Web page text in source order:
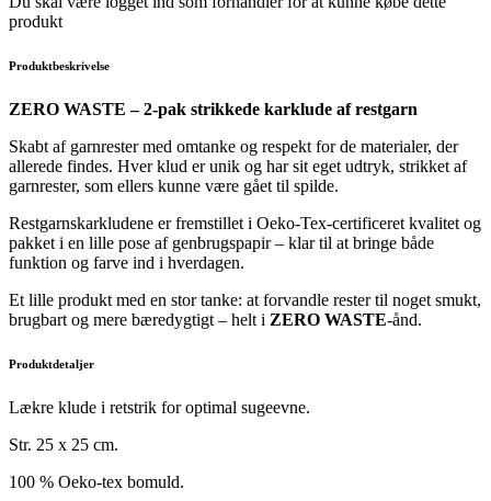
produkt
Produktbeskrivelse
ZERO WASTE – 2-pak strikkede karklude af restgarn
Skabt af garnrester med omtanke og respekt for de materialer, der
allerede findes. Hver klud er unik og har sit eget udtryk, strikket af
garnrester, som ellers kunne være gået til spilde.
Restgarnskarkludene er fremstillet i Oeko-Tex-certificeret kvalitet og
pakket i en lille pose af genbrugspapir – klar til at bringe både
funktion og farve ind i hverdagen.
Et lille produkt med en stor tanke: at forvandle rester til noget smukt,
brugbart og mere bæredygtigt – helt i ZERO WASTE-ånd.
Produktdetaljer
Lækre klude i retstrik for optimal sugeevne.
Str. 25 x 25 cm.
100 % Oeko-tex bomuld.